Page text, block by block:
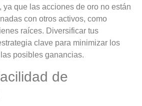
ya que las acciones de oro no están
con otros activos, como
raíces. Diversificar tus
clave para minimizar los
posibles ganancias.
de